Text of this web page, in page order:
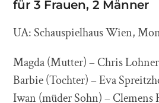
für 3 Frauen, 2 Männer
UA: Schauspielhaus Wien,
Magda (Mutter) – Chris Lohner
Barbie (Tochter) – Eva
Iwan (müder Sohn) – Clemens